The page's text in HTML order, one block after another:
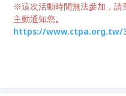
※這次活動時間無法參加，請
主動通知您。
https://www.ctpa.org.tw/